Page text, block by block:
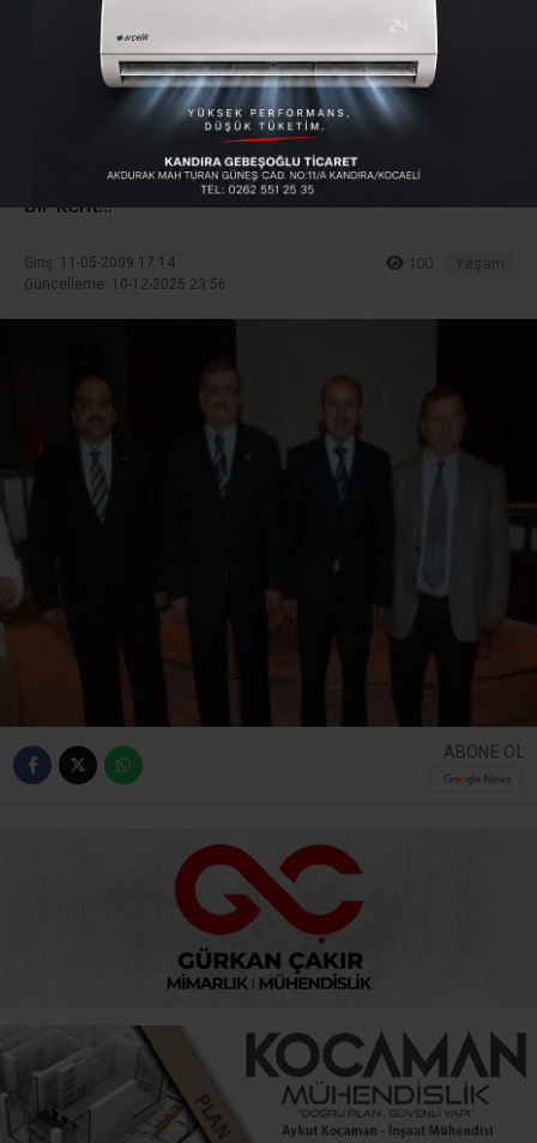
Koruma Birliği seçildi
İl Genel Meclisi’nin mayıs ayı toplantısında meclis
üyelerine hitap eden İl Kültür ve Turizm Müdürü
Adnan Zamburkan, “Kocaeli’nin turizmle barışık
bir kent…
Giriş: 11-05-2009 17:14
Güncelleme: 10-12-2025 23:56
100 Yaşam
ABONE OL
İl Genel Meclisi’nin mayıs ayı toplantısında meclis
üyelerine hitap eden İl Kültür ve Turizm Müdürü Adnan
Zamburkan, “Kocaeli’nin turizmle barışık bir kent
olacağına inanıyorum” dedi İl Genel Meclisi’nin mayıs
Toplantı Salonu’nda gerçekleştirildi. Ali Ayaz’ın
başkanlığında gerçekleşen toplantının ilk gündem
maddesi Eğitim, Kültür ve Sosyal Hizmetler ile Plan ve